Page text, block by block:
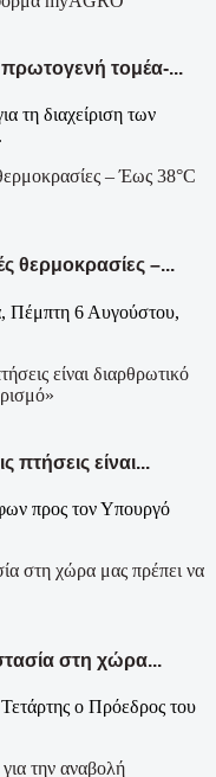
τομέα-...
τη διαχείριση των
θερμοκρασίες –...
Πέμπτη 6 Αυγούστου,
πτήσεις είναι...
προς τον Υπουργό
στη χώρα...
ο Πρόεδρος του